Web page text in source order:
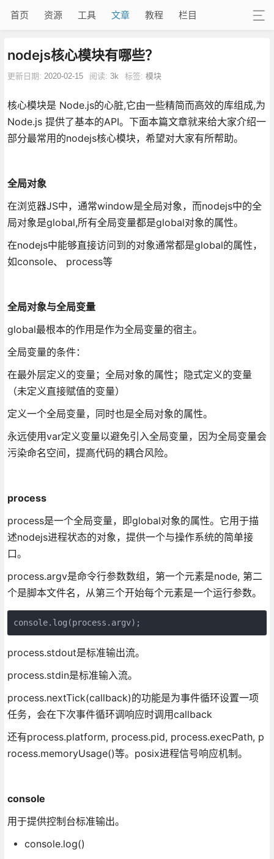
首页 资源 工具 文章 教程 栏目
nodejs核心模块有哪些？
更新日期: 2020-02-15 阅读: 3k 标签: 模块
核心模块是 Node.js的心脏,它由一些精简而高效的库组成,为
Node.js 提供了基本的API。下面本篇文章就来给大家介绍一
部分最常用的nodejs核心模块，希望对大家有所帮助。
全局对象
在浏览器JS中，通常window是全局对象，而nodejs中的全
局对象是global,所有全局变量都是global对象的属性。
在nodejs中能够直接访问到的对象通常都是global的属性，
如console、 process等
全局对象与全局变量
global最根本的作用是作为全局变量的宿主。
全局变量的条件：
在最外层定义的变量；全局对象的属性；隐式定义的变量
（未定义直接赋值的变量）
定义一个全局变量，同时也是全局对象的属性。
永远使用var定义变量以避免引入全局变量，因为全局变量会
污染命名空间，提高代码的耦合风险。
process
process是一个全局变量，即global对象的属性。它用于描
述nodejs进程状态的对象，提供一个与操作系统的简单接
口。
process.argv是命令行参数数组，第一个元素是node, 第二
个是脚本文件名，从第三个开始每个元素是一个运行参数。
console.log(process.argv);
process.stdout是标准输出流。
process.stdin是标准输入流。
process.nextTick(callback)的功能是为事件循环设置一项
任务，会在下次事件循环调响应时调用callback
还有process.platform, process.pid, process.execPath, p
rocess.memoryUsage()等。posix进程信号响应机制。
console
用于提供控制台标准输出。
console.log()